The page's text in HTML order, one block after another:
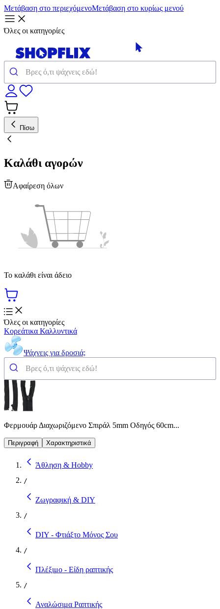
Μετάβαση στο περιεχόμενοΜετάβαση στο κυρίως μενού
Όλες οι κατηγορίες
Πίσω
Καλάθι αγορών
Αφαίρεση όλων
Το καλάθι είναι άδειο
Όλες οι κατηγορίες
Κορεάτικα Καλλυντικά
Ψάχνεις για δροσιά;
Φερμουάρ Διαχωριζόμενο Σπιράλ 5mm Οδηγός 60cm...
Περιγραφή Χαρακτηριστικά
Άθληση & Hobby
/
Ζωγραφική & DIY
/
DIY - Φτιάξτο Μόνος Σου
/
Πλέξιμο - Είδη ραπτικής
/
Αναλώσιμα Ραπτικής